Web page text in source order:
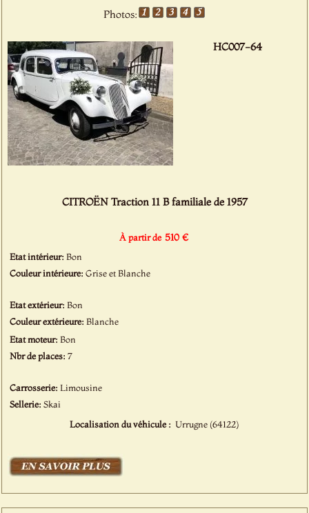
Photos:
HC007-64
CITROËN Traction 11 B familiale de 1957
À partir de 510 €
Etat intérieur:Bon
Couleur intérieure:Grise et Blanche
Etat extérieur:Bon
Couleur extérieure:Blanche
Etat moteur:Bon
Nbr de places:7
Carrosserie:Limousine
Sellerie:Skai
Localisation du véhicule : Urrugne (64122)